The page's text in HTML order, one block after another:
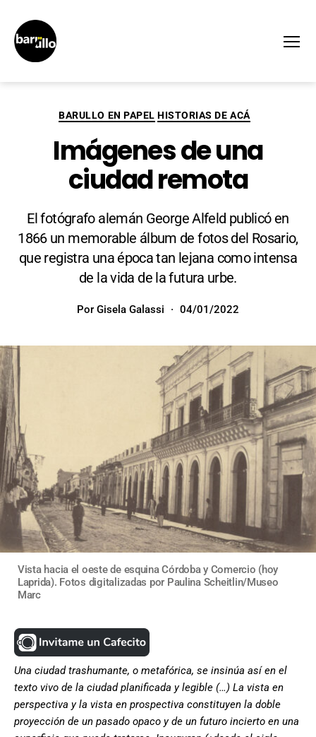
BARULLO EN PAPEL HISTORIAS DE ACÁ
Imágenes de una
ciudad remota
El fotógrafo alemán George Alfeld publicó en
1866 un memorable álbum de fotos del Rosario,
que registra una época tan lejana como intensa
de la vida de la futura urbe.
Por Gisela Galassi 04/01/2022
Vista hacia el oeste de esquina Córdoba y Comercio (hoy
Laprida). Fotos digitalizadas por Paulina Scheitlin/Museo
Marc
Una ciudad trashumante, o metafórica, se insinúa así en el
texto vivo de la ciudad planificada y legible (…) La vista en
perspectiva y la vista en prospectiva constituyen la doble
proyección de un pasado opaco y de un futuro incierto en una